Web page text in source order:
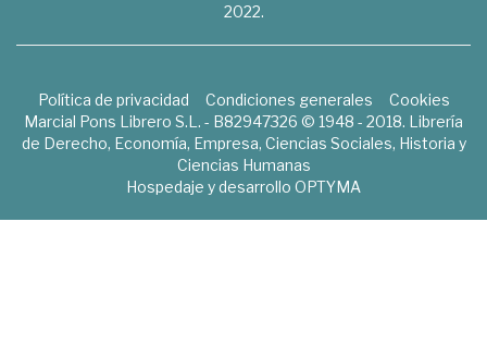
2022.
Política de privacidad Condiciones generales
Cookies
Marcial Pons Librero S.L. - B82947326 © 1948 - 2018. Librería
de Derecho, Economía, Empresa, Ciencias Sociales, Historia y
Ciencias Humanas
Hospedaje y desarrollo OPTYMA